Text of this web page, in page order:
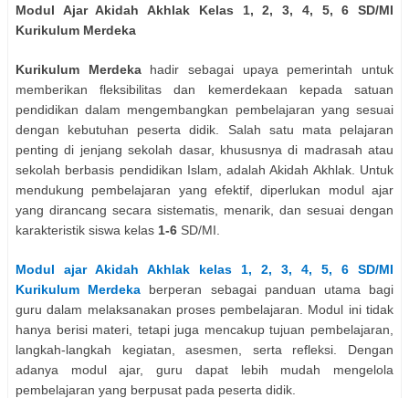
Modul Ajar Akidah Akhlak Kelas 1, 2, 3, 4, 5, 6 SD/MI
Kurikulum Merdeka
Kurikulum Merdekahadir sebagai upaya pemerintah untuk
memberikan fleksibilitas dan kemerdekaan kepada satuan
pendidikan dalam mengembangkan pembelajaran yang sesuai
dengan kebutuhan peserta didik. Salah satu mata pelajaran
penting di jenjang sekolah dasar, khususnya di madrasah atau
sekolah berbasis pendidikan Islam, adalah Akidah Akhlak. Untuk
mendukung pembelajaran yang efektif, diperlukan modul ajar
yang dirancang secara sistematis, menarik, dan sesuai dengan
karakteristik siswa kelas 1-6 SD/MI.
Modul ajar Akidah Akhlak kelas 1, 2, 3, 4, 5, 6 SD/MI
Kurikulum Merdeka berperan sebagai panduan utama bagi
guru dalam melaksanakan proses pembelajaran. Modul ini tidak
hanya berisi materi, tetapi juga mencakup tujuan pembelajaran,
langkah-langkah kegiatan, asesmen, serta refleksi. Dengan
adanya modul ajar, guru dapat lebih mudah mengelola
pembelajaran yang berpusat pada peserta didik.